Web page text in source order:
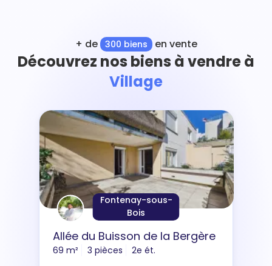
+ de 300 biens en vente
Découvrez nos biens à vendre à
Village
Fontenay-sous-
Bois
Allée du Buisson de la Bergère
69 m² 3 pièces 2e ét.